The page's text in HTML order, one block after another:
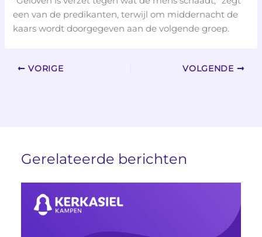
een van de predikanten, terwijl om middernacht de
kaars wordt doorgegeven aan de volgende groep.
VORIGE VOLGENDE
Gerelateerde berichten